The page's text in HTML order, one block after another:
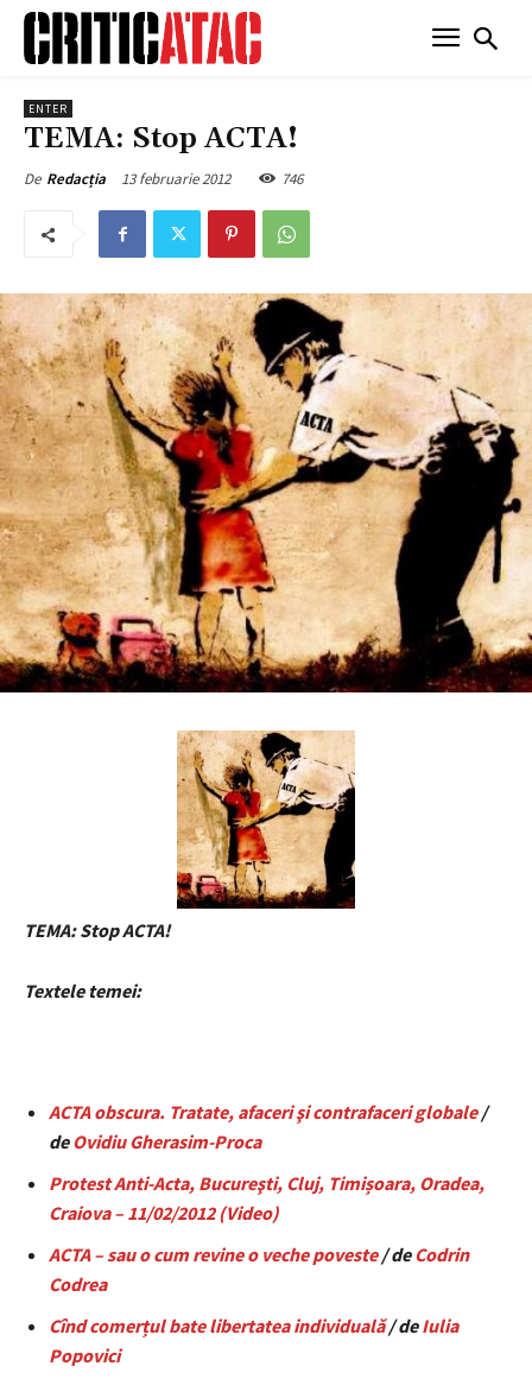
ENTER
TEMA: Stop ACTA!
De Redacția 13 februarie 2012 746
TEMA: Stop ACTA!
Textele temei:
ACTA obscura. Tratate, afaceri şi contrafaceri globale/
deOvidiu Gherasim-Proca
Protest Anti-Acta, Bucureşti, Cluj, Timișoara, Oradea,
Craiova – 11/02/2012 (Video)
ACTA – sau o cum revine o veche poveste/ deCodrin
Codrea
Cînd comerțul bate libertatea individuală/ deIulia
Popovici